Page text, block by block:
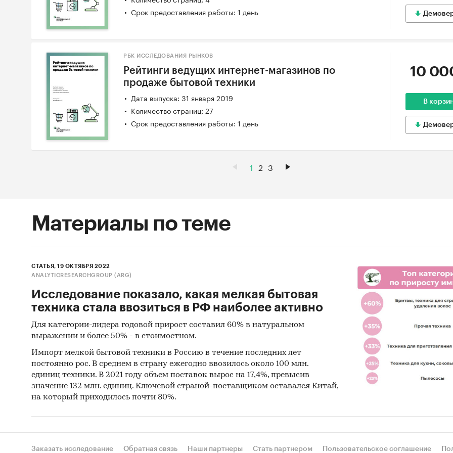
Срок предоставления работы: 1 день
РБК ИССЛЕДОВАНИЯ РЫНКОВ
Рейтинги ведущих интернет-магазинов по
продаже бытовой техники
Дата выпуска: 31 января 2019
Количество страниц: 27
Срок предоставления работы: 1 день
10
В
1 2 3
Материалы по теме
СТАТЬЯ, 19 ОКТЯБРЯ 2022
ANALYTICRESEARCHGROUP (ARG)
Исследование показало, какая мелкая бытовая
техника стала ввозиться в РФ наиболее активно
Для категории-лидера годовой прирост составил 60% в натуральном
выражении и более 50% - в стоимостном.
Импорт мелкой бытовой техники в Россию в течение последних лет
постоянно рос. В среднем в страну ежегодно ввозилось около 100 млн.
единиц техники. В 2021 году объем поставок вырос на 17,4%, превысив
значение 132 млн. единиц. Ключевой страной-поставщиком оставался Китай,
на который приходилось почти 80%.
Заказать исследование Обратная связь Наши партнеры Стать партнером Пользовательское соглашение